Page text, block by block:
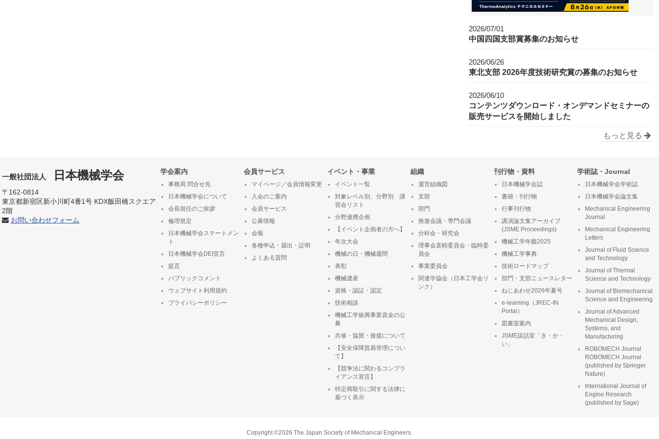
2026/07/01
中国四国支部賞募集のお知らせ
2026/06/26
東北支部 2026年度技術研究賞の募集のお知らせ
2026/06/10
コンテンツダウンロード・オンデマンドセミナーの
販売サービスを開始しました
もっと見る
一般社団法人 日本機械学会
〒162-0814
東京都新宿区新小川町4番1号 KDX飯田橋スクエア
2階
お問い合わせフォーム
学会案内
事務局 問合せ先
日本機械学会について
会長就任のご挨拶
倫理規定
日本機械学会ステートメン
ト
日本機械学会DEI宣言
提言
パブリックコメント
ウェブサイト利用規約
プライバシーポリシー
会員サービス
マイページ／会員情報変更
入会のご案内
会員サービス
公募情報
会報
各種申込・届出・証明
よくある質問
イベント・事業
イベント一覧
対象レベル別、分野別 講
習会リスト
分野連携企画
【イベント企画者の方へ】
年次大会
機械の日・機械週間
表彰
機械遺産
資格・認証・認定
技術相談
機械工学振興事業資金の公
募
共催・協賛・後援について
【安全保障貿易管理につい
て】
【競争法に関わるコンプラ
イアンス宣言】
特定商取引に関する法律に
基づく表示
組織
運営組織図
支部
部門
推進会議・専門会議
分科会・研究会
理事会直轄委員会・臨時委
員会
事業委員会
関連学協会（日本工学会リ
ンク）
刊行物・資料
日本機械学会誌
書籍・刊行物
行事刊行物
講演論文集アーカイブ
(JSME Proceedings)
機械工学年鑑2025
機械工学事典
技術ロードマップ
部門・支部ニュースレター
ねじあわせ2026年夏号
e-learning（JREC-IN
Portal）
図書室案内
JSME談話室「き・か・
い」
学術誌・Journal
日本機械学会学術誌
日本機械学会論文集
Mechanical Engineering
Journal
Mechanical Engineering
Letters
Journal of Fluid Science
and Technology
Journal of Thermal
Science and Technology
Journal of Biomechanical
Science and Engineering
Journal of Advanced
Mechanical Design,
Systems, and
Manufacturing
ROBOMECH Journal
ROBOMECH Journal
(published by Springer
Nature)
International Journal of
Engine Research
(published by Sage)
Copyright ©2026 The Japan Society of Mechanical Engineers.